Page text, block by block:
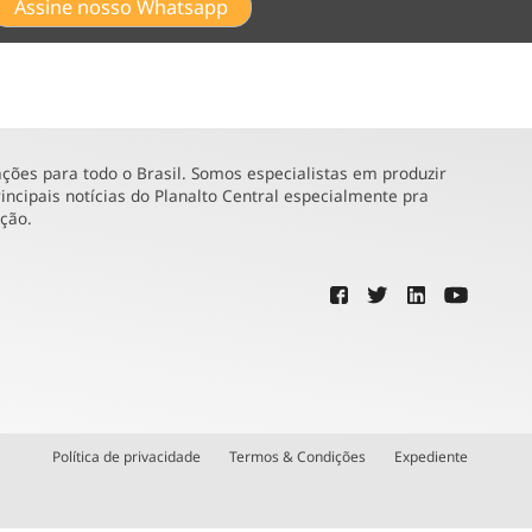
Assine nosso Whatsapp
para todo o Brasil. Somos especialistas em produzir
notícias do Planalto Central especialmente pra
Política de privacidade Termos & Condições Expediente